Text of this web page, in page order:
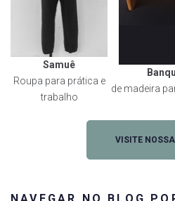
Samuê
Roupa para prática e
trabalho
de madeira
VISITE
NAVEGAR NO BLOG